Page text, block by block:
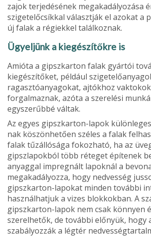
zajok ter­jedésének megakadályozása
szigetelőcsíkkal választják el azokat a
új falak a régiek­kel találkoznak.
Ügyeljünk a kiegészítőkre is
Amióta a gipszkarton falak gyártói
kiegészítőket, például
ragasztóanyagokat, ajtókhoz
forgalmaznak, azóta a szerelési
egyszerűbbé váltak.
Az egyes gipszkarton-la­pok
nak köszönhetően széles a fa­lak
fa­lak tűzállósága fokozható, ha az
gipsz­lapokból több réteget építenek
anyaggal imp­regnált lapoknál a
megakadályozza, hogy nedvesség
gipszkarton-lapokat minden további
használhatjuk a vizes blokkokban. A
gipsz­karton-lapok nem csak könnyen
szerelhetők, de további előnyük, hogy
szabályozzák a légtér